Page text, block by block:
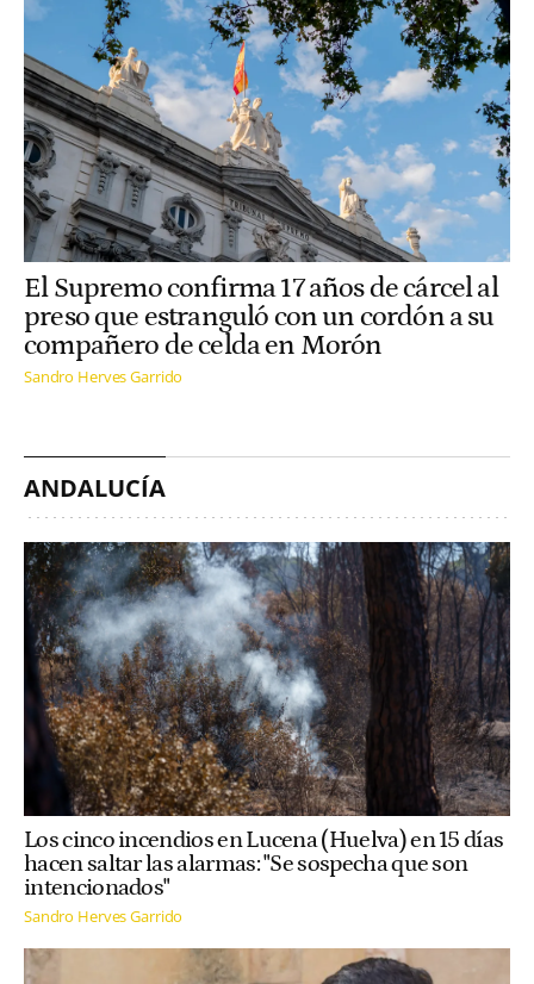
El Supremo confirma 17 años de cárcel al
preso que estranguló con un cordón a su
compañero de celda en Morón
Sandro Herves Garrido
ANDALUCÍA
Los cinco incendios en Lucena (Huelva) en 15 días
hacen saltar las alarmas: "Se sospecha que son
intencionados"
Sandro Herves Garrido